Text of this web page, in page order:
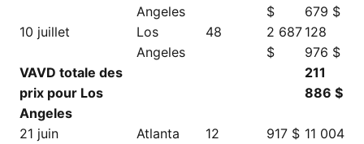
Angeles
$
679 $
10 juillet
Los
Angeles
48
2 687
$
128
976 $
VAVD totale des
prix pour Los
Angeles
211
886 $
21 juin Atlanta 12 917 $ 11 004